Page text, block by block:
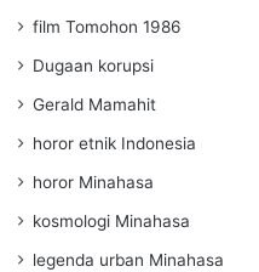
film Tomohon 1986
Dugaan korupsi
Gerald Mamahit
horor etnik Indonesia
horor Minahasa
kosmologi Minahasa
legenda urban Minahasa